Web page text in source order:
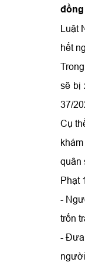
đồng
Luật
hết
sẽ bị
37/
Cụ
quân
Phạt
-
trốn
- Đưa